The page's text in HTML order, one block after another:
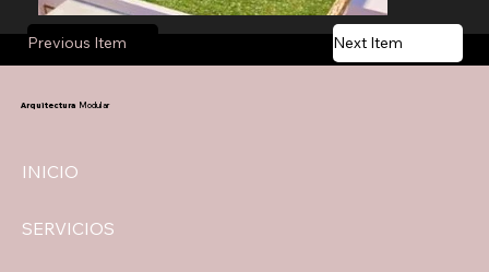
Previous Item Next Item
INICIO
SERVICIOS
Arquitectura Modular